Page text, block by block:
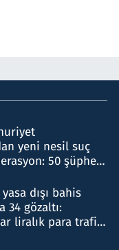
yeni nesil suç
50 şüpheli
dışı bahis
34 gözaltı:
liralık para trafiği